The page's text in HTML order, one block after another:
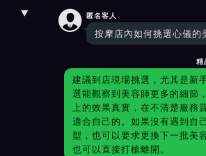
 匿名客人
按摩店內如何挑選心儀的
精
建議到店現場挑選，尤其是新
選能觀察到美容師更多的細節
上的效果真實，在不清楚服務
適合自己的。如果沒有遇到自
型，也可以要求更換下一批美
也可以直接打槍離開。